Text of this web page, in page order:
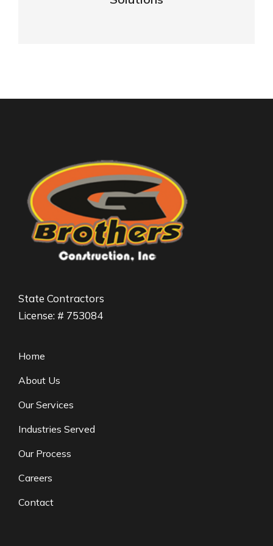
State Contractors
License: # 753084
Home
About Us
Our Services
Industries Served
Our Process
Careers
Contact